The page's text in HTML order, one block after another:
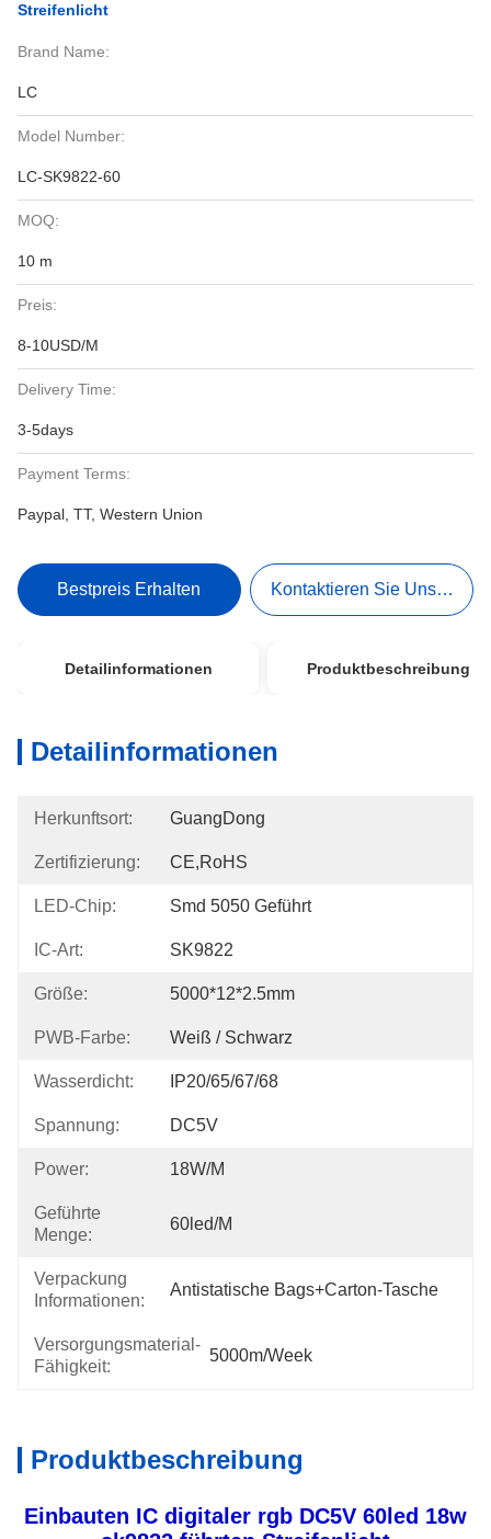
Streifenlicht
Brand Name:
LC
Model Number:
LC-SK9822-60
MOQ:
10 m
Preis:
8-10USD/M
Delivery Time:
3-5days
Payment Terms:
Paypal, TT, Western Union
Bestpreis Erhalten Kontaktieren Sie Uns Jetzt
Detailinformationen Produktbeschreibung
Detailinformationen
Herkunftsort: GuangDong
Zertifizierung: CE,RoHS
LED-Chip: Smd 5050 Geführt
IC-Art: SK9822
Größe: 5000*12*2.5mm
PWB-Farbe: Weiß / Schwarz
Wasserdicht: IP20/65/67/68
Spannung: DC5V
Power: 18W/M
Geführte
Menge:
60led/m
Verpackung
Informationen:
Antistatische Bags+carton-Tasche
Versorgungsmaterial-
Fähigkeit:
5000m/week
Produktbeschreibung
Einbauten IC digitaler rgb DC5V 60led 18w